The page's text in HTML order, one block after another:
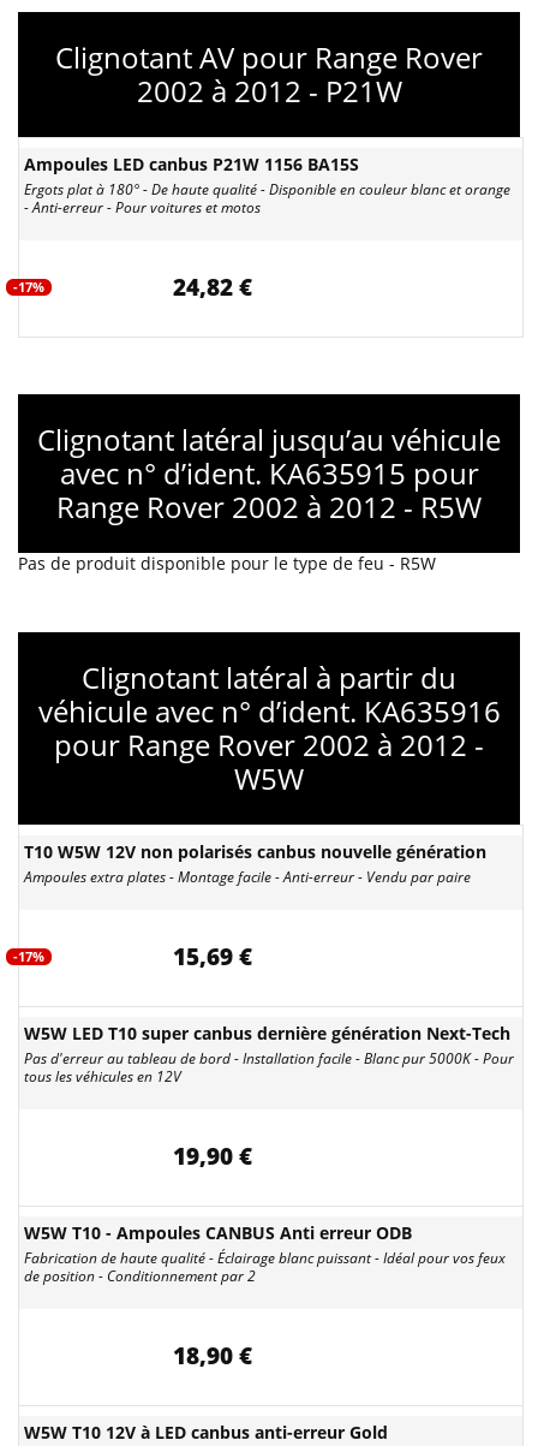
Clignotant AV pour Range Rover
2002 à 2012 - P21W
Ampoules LED canbus P21W 1156 BA15S
Ergots plat à 180° - De haute qualité - Disponible en couleur blanc et orange
- Anti-erreur - Pour voitures et motos
-17% 24,82 €
Clignotant latéral jusqu’au véhicule
avec n° d’ident. KA635915 pour
Range Rover 2002 à 2012 - R5W
Pas de produit disponible pour le type de feu - R5W
Clignotant latéral à partir du
véhicule avec n° d’ident. KA635916
pour Range Rover 2002 à 2012 -
W5W
T10 W5W 12V non polarisés canbus nouvelle génération
Ampoules extra plates - Montage facile - Anti-erreur - Vendu par paire
-17% 15,69 €
W5W LED T10 super canbus dernière génération Next-Tech
Pas d'erreur au tableau de bord - Installation facile - Blanc pur 5000K - Pour
tous les véhicules en 12V
19,90 €
W5W T10 - Ampoules CANBUS Anti erreur ODB
Fabrication de haute qualité - Éclairage blanc puissant - Idéal pour vos feux
de position - Conditionnement par 2
18,90 €
W5W T10 12V à LED canbus anti-erreur Gold